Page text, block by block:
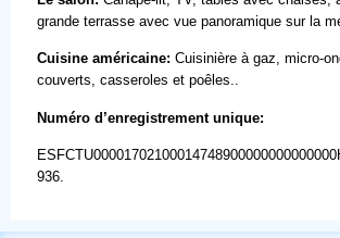
grande terrasse avec vue panoramique sur la
Cuisine américaine: Cuisinière à gaz, micro-
couverts, casseroles et poêles..
Numéro d’enregistrement unique:
936.